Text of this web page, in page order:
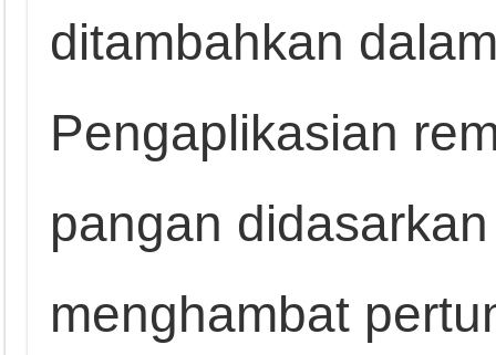
ditambahkan
Pengaplikasian
pangan
menghambat